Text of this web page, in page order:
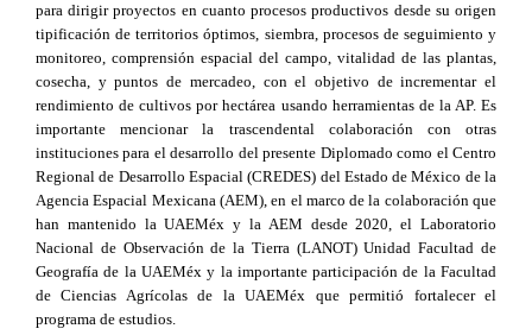
para dirigir proyectos en cuanto procesos productivos desde su origen
tipificación de territorios óptimos, siembra, procesos de seguimiento y
monitoreo, comprensión espacial del campo, vitalidad de las plantas,
cosecha, y puntos de mercadeo, con el objetivo de incrementar el
rendimiento de cultivos por hectárea usando herramientas de la AP. Es
importante mencionar la trascendental colaboración con otras
instituciones para el desarrollo del presente Diplomado como el Centro
Regional de Desarrollo Espacial (CREDES) del Estado de México de la
Agencia Espacial Mexicana (AEM), en el marco de la colaboración que
han mantenido la UAEMéx y la AEM desde 2020, el Laboratorio
Nacional de Observación de la Tierra (LANOT) Unidad Facultad de
Geografía de la UAEMéx y la importante participación de la Facultad
de Ciencias Agrícolas de la UAEMéx que permitió fortalecer el
programa de estudios.